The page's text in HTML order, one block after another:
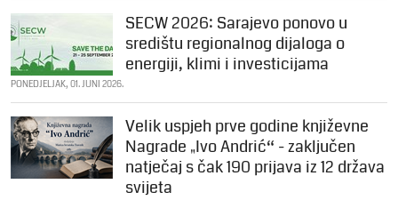
SECW 2026: Sarajevo ponovo u
središtu regionalnog dijaloga o
energiji, klimi i investicijama
PONEDJELJAK, 01. JUNI 2026.
Velik uspjeh prve godine književne
Nagrade „Ivo Andrić“ - zaključen
natječaj s čak 190 prijava iz 12 država
svijeta